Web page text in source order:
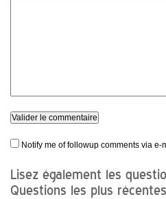
Notify me of followup comments via e-
Lisez également les
Questions les plus récentes